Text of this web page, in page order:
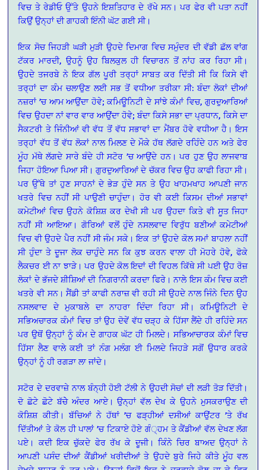
ਵਿਚ ਤੇ ਰੇਡੀਓ ਉੱਤੇ ਉਹਨੇ ਇਸ਼ਤਿਹਾਰ ਦੇ ਰੱਖੇ ਸਨ। ਪਰ ਫੇਰ ਵੀ ਪਤਾ ਨਹੀਂ
ਕਿਉਂ ਉਨ੍ਹਾਂ ਦੀ ਗਾਹਕੀ ਇੰਨੀ ਘੱਟ ਗਈ ਸੀ।
ਇਕ ਸੋਚ ਜਿਹੜੀ ਘੜੀ ਮੁੜੀ ਉਹਦੇ ਦਿਮਾਗ ਵਿਚ ਸਮੁੰਦਰ ਦੀ ਵੱਡੀ ਛੱਲ ਵਾਂਗ
ਟੱਕਰ ਮਾਰਦੀ, ਉਹਨੂੰ ਉਹ ਬਿਲਕੁਲ ਹੀ ਵਿਚਾਰਨ ਤੋਂ ਨਾਂਹ ਕਰ ਰਿਹਾ ਸੀ।
ਉਹਦੇ ਤਜਰਬੇ ਨੇ ਇਕ ਗੱਲ ਪੂਰੀ ਤਰ੍ਹਾਂ ਸਾਬਤ ਕਰ ਦਿੱਤੀ ਸੀ ਕਿ ਕਿਸੇ ਵੀ
ਤਰ੍ਹਾਂ ਦਾ ਕੰਮ ਚਲਾਉਣ ਲਈ ਸਭ ਤੋਂ ਵਧੀਆ ਤਰੀਕਾ ਸੀ: ਬੰਦਾ ਲੋਕਾਂ ਦੀਆਂ
ਨਜ਼ਰਾਂ ’ਚ ਆਮ ਆਉਂਦਾ ਹੋਵੇ; ਕਮਿਊਨਿਟੀ ਦੇ ਸਾਂਝੇ ਕੰਮਾਂ ਵਿਚ, ਗੁਰਦੁਆਰਿਆਂ
ਵਿਚ ਉਹਦਾ ਨਾਂ ਵਾਰ ਵਾਰ ਆਉਂਦਾ ਹੋਵੇ; ਬੰਦਾ ਕਿਸੇ ਸਭਾ ਦਾ ਪ੍ਰਧਾਨ, ਕਿਸੇ ਦਾ
ਸੈਕਟਰੀ ਤੇ ਜਿੰਨੀਆਂ ਵੀ ਵੱਧ ਤੋਂ ਵੱਧ ਸਭਾਵਾਂ ਦਾ ਮੈਂਬਰ ਹੋਵੇ ਵਧੀਆ ਹੈ। ਇਸ
ਤਰ੍ਹਾਂ ਵੱਧ ਤੋਂ ਵੱਧ ਲੋਕਾਂ ਨਾਲ ਮਿਲਣ ਦੇ ਮੌਕੇ ਹੱਥ ਲੱਗਦੇ ਰਹਿੰਦੇ ਹਨ ਅਤੇ ਫੇਰ
ਮੂੰਹ ਮੱਥੇ ਲੱਗਦੇ ਸਾਰੇ ਬੰਦੇ ਹੀ ਸਟੋਰ ’ਚ ਆਉਂਦੇ ਹਨ। ਪਰ ਹੁਣ ਉਹ ਲਾਜਵਾਬ
ਜਿਹਾ ਹੋਇਆ ਪਿਆ ਸੀ। ਗੁਰਦੁਆਰਿਆਂ ਦੇ ਚੱਕਰ ਵਿਚ ਉਹ ਕਾਫੀ ਰਿਹਾ ਸੀ।
ਪਰ ਉੱਥੇ ਤਾਂ ਹੁਣ ਸਾਹਨਾਂ ਦੇ ਭੇੜ ਹੁੰਦੇ ਸਨ ਤੇ ਉਹ ਖਾਹਮਖਾਹ ਆਪਣੀ ਜਾਨ
ਖਤਰੇ ਵਿਚ ਨਹੀਂ ਸੀ ਪਾਉਣੀ ਚਾਹੁੰਦਾ। ਹੋਰ ਵੀ ਕਈ ਕਿਸਮ ਦੀਆਂ ਸਭਾਵਾਂ
ਕਮੇਟੀਆਂ ਵਿਚ ਉਹਨੇ ਕੋਸ਼ਿਸ਼ ਕਰ ਦੇਖੀ ਸੀ ਪਰ ਉਹਦਾ ਕਿਤੇ ਵੀ ਸੂਤ ਜਿਹਾ
ਨਹੀਂ ਸੀ ਆਇਆ। ਗੋਰਿਆਂ ਵਲੋਂ ਹੁੰਦੇ ਨਸਲਵਾਦ ਵਿਰੁੱਧ ਬਣੀਆਂ ਕਮੇਟੀਆਂ
ਵਿਚ ਵੀ ਉਹਦੇ ਪੈਰ ਨਹੀਂ ਸੀ ਜੰਮ ਸਕੇ। ਇਕ ਤਾਂ ਉਹਦੇ ਕੋਲ ਸਮਾਂ ਬਾਹਲਾ ਨਹੀਂ
ਸੀ ਹੁੰਦਾ ਤੇ ਦੂਜਾ ਲੋਕ ਚਾਹੁੰਦੇ ਸਨ ਕਿ ਕੁਝ ਕਰਨ ਵਾਲਾ ਹੀ ਮੋਹਰੇ ਹੋਵੇ, ਫੋਕੇ
ਲੈਕਚਰ ਈ ਨਾ ਝਾੜੇ। ਪਰ ਉਹਦੇ ਕੋਲ ਇਦਾਂ ਦੀ ਵਿਹਲ ਕਿੱਥੇ ਸੀ ਪਈ ਉਹ ਰੋਜ਼
ਲੋਕਾਂ ਦੇ ਭੱਜਦੇ ਸ਼ੀਸ਼ਿਆਂ ਦੀ ਨਿਗਰਾਨੀ ਕਰਦਾ ਫਿਰੇ। ਨਾਲੇ ਇਸ ਕੰਮ ਵਿਚ ਕਈ
ਖਤਰੇ ਵੀ ਸਨ। ਸੈਂਡੀ ਤਾਂ ਕਾਫੀ ਨਰਾਜ਼ ਵੀ ਰਹੀ ਸੀ ਉਹਦੇ ਨਾਲ ਜਿੰਨੇ ਦਿਨ ਉਹ
ਨਸਲਵਾਦ ਦੇ ਮੁਕਾਬਲੇ ਦਾ ਨਾਹਰਾ ਦਿੰਦਾ ਰਿਹਾ ਸੀ। ਕਮਿਊਨਿਟੀ ਦੇ
ਸਭਿਅਚਾਰਕ ਕੰਮਾਂ ਵਿਚ ਤਾਂ ਉਹ ਦੋਵੇਂ ਵੱਧ ਚੜ੍ਹ ਕੇ ਹਿੱਸਾ ਲੈਂਦੇ ਹੀ ਰਹਿੰਦੇ ਸਨ
ਪਰ ਉਥੋਂ ਉਨ੍ਹਾਂ ਨੂੰ ਕੰਮ ਦੇ ਗਾਹਕ ਘੱਟ ਹੀ ਮਿਲਦੇ। ਸਭਿਆਚਾਰਕ ਕੰਮਾਂ ਵਿਚ
ਹਿੱਸਾ ਲੈਣ ਵਾਲੇ ਕਈ ਤਾਂ ਨੰਗ ਮਲੰਗ ਈ ਮਿਲਦੇ ਜਿਹੜੇ ਸਗੋਂ ਉਧਾਰ ਕਰਕੇ
ਉਨ੍ਹਾਂ ਨੂੰ ਹੀ ਰਗੜਾ ਲਾ ਜਾਂਦੇ।
ਸਟੋਰ ਦੇ ਦਰਵਾਜ਼ੇ ਨਾਲ ਬੰਨ੍ਹੀ ਹੋਈ ਟੱਲੀ ਨੇ ਉਹਦੀ ਸੋਚਾਂ ਦੀ ਲੜੀ ਤੋੜ ਦਿੱਤੀ।
ਦੋ ਛੋਟੇ ਛੋਟੇ ਬੱਚੇੇ ਅੰਦਰ ਆਏ। ਉਨ੍ਹਾਂ ਵੱਲ ਦੇਖ ਕੇ ਉਹਨੇ ਮੁਸਕਰਾਉਣ ਦੀ
ਕੋਸ਼ਿਸ਼ ਕੀਤੀ। ਬੱਚਿਆਂ ਨੇ ਹੱਥਾਂ ’ਚ ਫੜ੍ਹੀਆਂ ਦਸੀਆਂ ਕਾਉਂਟਰ ’ਤੇ ਰੱਖ
ਦਿੱਤੀਆਂ ਤੇ ਕੋਲ ਹੀ ਪਾਲਾਂ ’ਚ ਟਿਕਾਏ ਹੋਏ ਗੰ੍ਹਮ ਤੇ ਕੈਂਡੀਆਂ ਵੱਲ ਦੇਖਣ ਲੱਗ
ਪਏ। ਕਦੀ ਇਕ ਚੁੱਕਦੇ ਫੇਰ ਰੱਖ ਕੇ ਦੂਜੀ। ਕਿੰਨੇ ਚਿਰ ਬਾਅਦ ਉਨ੍ਹਾਂ ਨੇ
ਆਪਣੀ ਪਸੰਦ ਦੀਆਂ ਕੈਂਡੀਆਂ ਖਰੀਦੀਆਂ ਤੇ ਉਹਦੇ ਬੁਰੇ ਜਿਹੇ ਕੀਤੇ ਮੂੰਹ ਵਲ